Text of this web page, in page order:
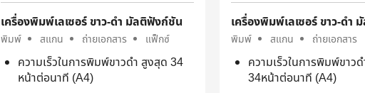
เครื่องพิมพ์เลเซอร์ ขาว-ดำ มัลติฟังก์ชัน
พิมพ์ สแกน ถ่ายเอกสาร แฟ็กซ์
ความเร็วในการพิมพ์ขาวดำ สูงสุด 34
หน้าต่อนาที (A4)
เครื่องพิมพ์เลเซอร์ ขาว-ดำ
พิมพ์ สแกน ถ่ายเอกสาร
ความเร็วในการพิมพ์ขาว
34หน้าต่อนาที (A4)